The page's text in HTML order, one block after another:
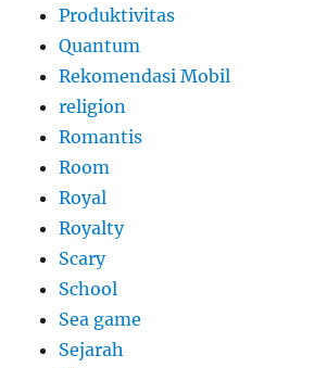
Produktivitas
Quantum
Rekomendasi Mobil
religion
Romantis
Room
Royal
Royalty
Scary
School
Sea game
Sejarah